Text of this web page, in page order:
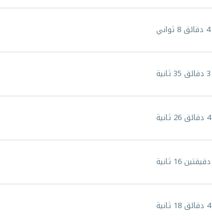
4 دقائق 8 ثواني
4 دقائق 26 ثانية
دقيقتين 16 ثانية
4 دقائق 18 ثانية